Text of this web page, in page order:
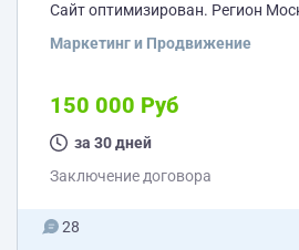
Сайт оптимизирован. Регион
Маркетинг и Продвижение
150 000 Руб
за 30 дней
Заключение договора
28